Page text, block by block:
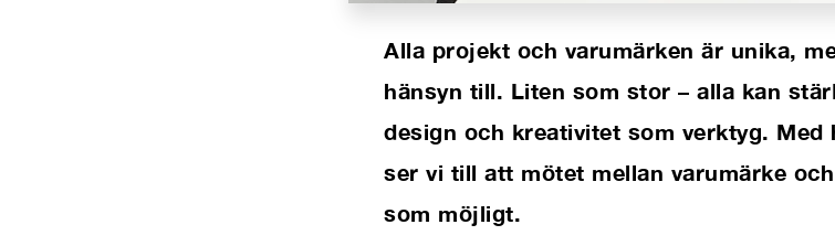
Alla projekt och varumärken är unika,
hänsyn till. Liten som stor – alla kan
design och kreativitet som verktyg.
ser vi till att mötet mellan varumärke
som möjligt.